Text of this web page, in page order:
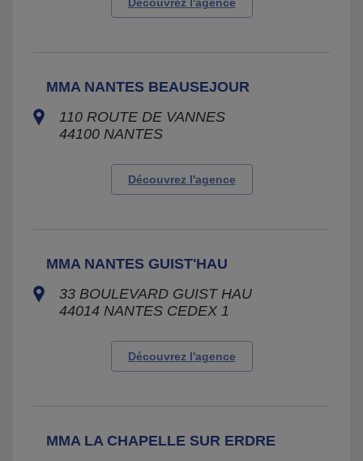
MMA NANTES BEAUSEJOUR
110 ROUTE DE VANNES
44100 NANTES
Découvrez l'agence
MMA NANTES GUIST'HAU
33 BOULEVARD GUIST HAU
44014 NANTES CEDEX 1
Découvrez l'agence
MMA LA CHAPELLE SUR ERDRE